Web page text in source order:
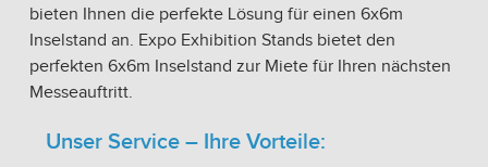
bieten Ihnen die perfekte Lösung für einen 6x6m
Inselstand an. Expo Exhibition Stands bietet den
perfekten 6x6m Inselstand zur Miete für Ihren nächsten
Messeauftritt.
Unser Service – Ihre Vorteile: